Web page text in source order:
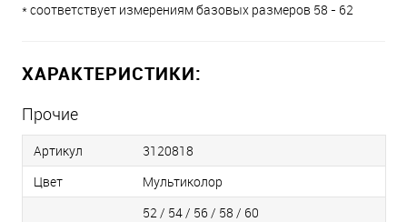
* соответствует измерениям базовых размеров 58 - 62
ХАРАКТЕРИСТИКИ:
Прочие
Артикул
3120818
Цвет
Мультиколор
52 / 54 / 56 / 58 / 60